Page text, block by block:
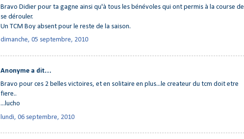
Bravo Didier pour ta gagne ainsi qu'à tous les bénévoles qui ont permis à la course de
se dérouler.
Un TCM Boy absent pour le reste de la saison.
dimanche, 05 septembre, 2010
Anonyme a dit…
Bravo pour ces 2 belles victoires, et en solitaire en plus...le createur du tcm doit etre
fiere..
...lucho
lundi, 06 septembre, 2010